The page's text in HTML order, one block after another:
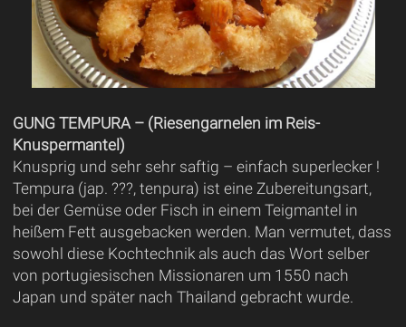
GUNG TEMPURA – (Riesengarnelen im Reis-
Knuspermantel)
Knusprig und sehr sehr saftig – einfach superlecker !
Tempura (jap. ???, tenpura) ist eine Zubereitungsart,
bei der Gemüse oder Fisch in einem Teigmantel in
heißem Fett ausgebacken werden. Man vermutet, dass
sowohl diese Kochtechnik als auch das Wort selber
von portugiesischen Missionaren um 1550 nach
Japan und später nach Thailand gebracht wurde.